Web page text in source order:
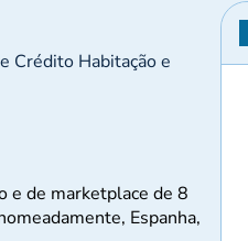
Crédito Habitação e
e de marketplace de 8
Espanha,